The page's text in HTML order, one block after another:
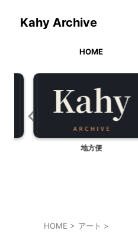
Kahy Archive
HOME
地方便
HOME > アート >